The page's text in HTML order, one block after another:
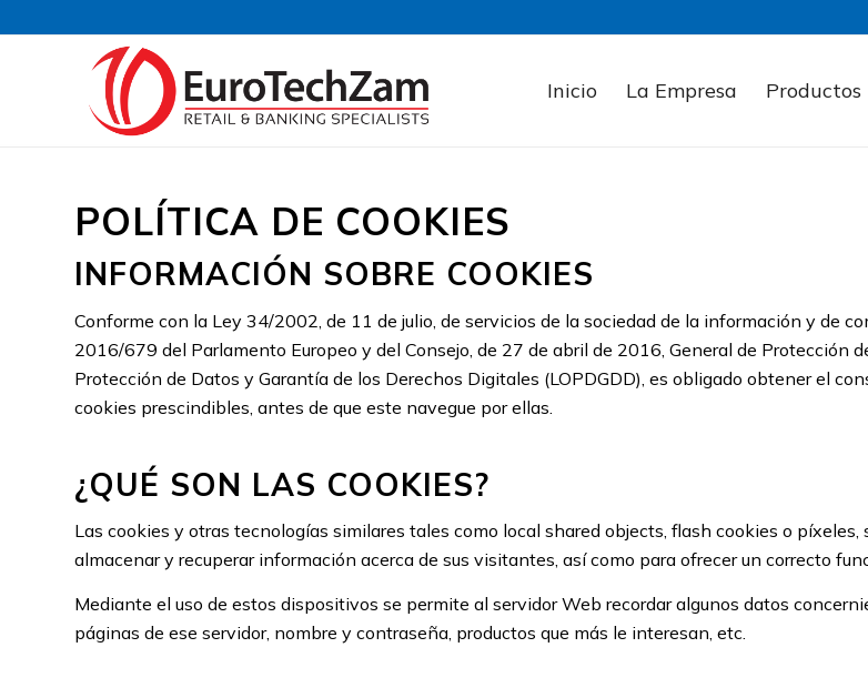
Inicio La Empresa Productos
POLÍTICA DE COOKIES
INFORMACIÓN SOBRE COOKIES
Conforme con la Ley 34/2002, de 11 de julio, de servicios de la sociedad de la información y de
2016/679 del Parlamento Europeo y del Consejo, de 27 de abril de 2016, General de Protección
Protección de Datos y Garantía de los Derechos Digitales (LOPDGDD), es obligado obtener el
cookies prescindibles, antes de que este navegue por ellas.
¿QUÉ SON LAS COOKIES?
Las cookies y otras tecnologías similares tales como local shared objects, flash cookies o
almacenar y recuperar información acerca de sus visitantes, así como para ofrecer un correcto
Mediante el uso de estos dispositivos se permite al servidor Web recordar algunos datos
páginas de ese servidor, nombre y contraseña, productos que más le interesan, etc.